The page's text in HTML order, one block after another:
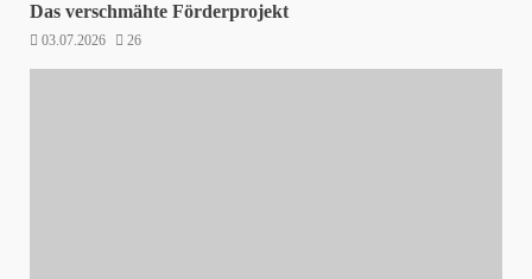
Das verschmähte Förderprojekt
03.07.2026 26